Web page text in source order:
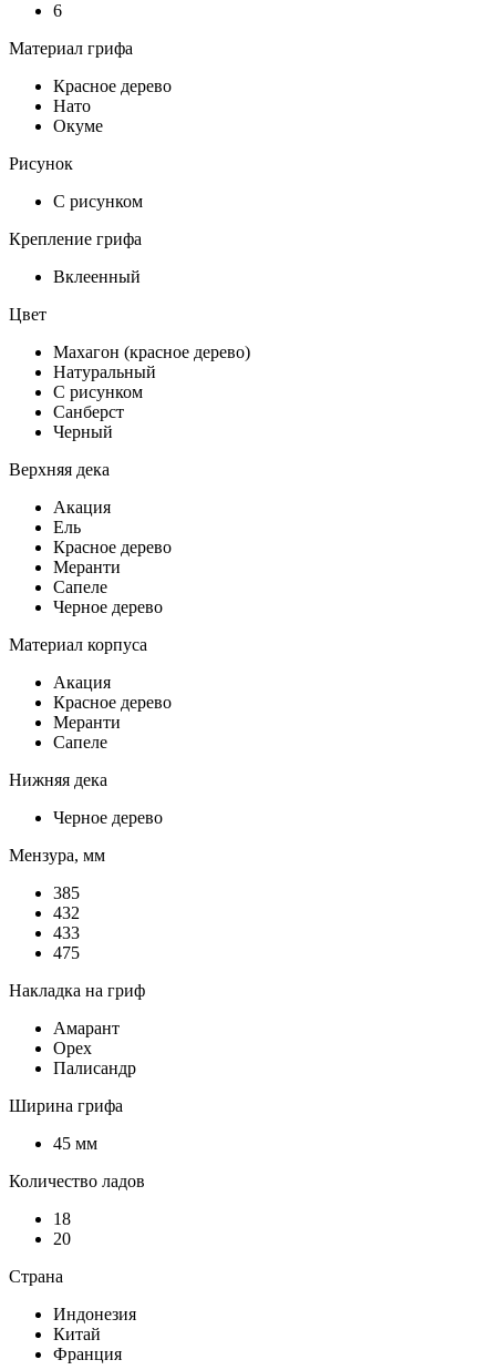
6
Материал грифа
Красное дерево
Нато
Окуме
Рисунок
С рисунком
Крепление грифа
Вклеенный
Цвет
Махагон (красное дерево)
Натуральный
С рисунком
Санберст
Черный
Верхняя дека
Акация
Ель
Красное дерево
Меранти
Сапеле
Черное дерево
Материал корпуса
Акация
Красное дерево
Меранти
Сапеле
Нижняя дека
Черное дерево
Мензура, мм
385
432
433
475
Накладка на гриф
Амарант
Орех
Палисандр
Ширина грифа
45 мм
Количество ладов
18
20
Страна
Индонезия
Китай
Франция